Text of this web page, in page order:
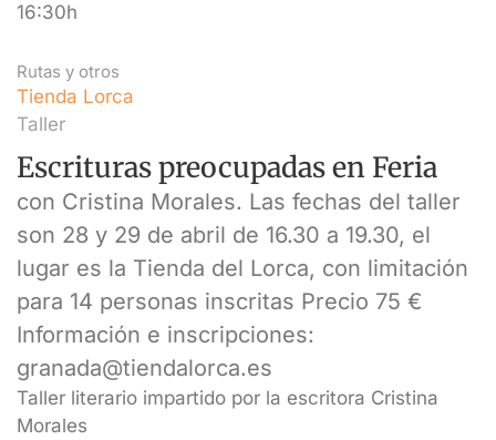
16:30h
Rutas y otros
Tienda Lorca
Taller
Escrituras preocupadas en Feria
con Cristina Morales. Las fechas del taller
son 28 y 29 de abril de 16.30 a 19.30, el
lugar es la Tienda del Lorca, con limitación
para 14 personas inscritas Precio 75 €
Información e inscripciones:
granada@tiendalorca.es
Taller literario impartido por la escritora Cristina
Morales